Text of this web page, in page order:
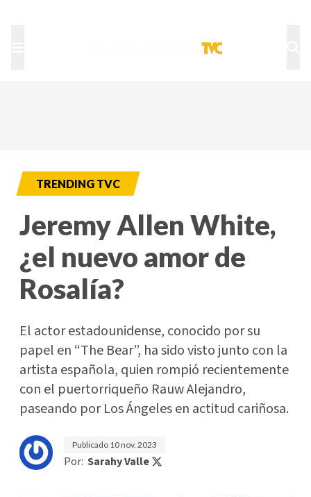
TRENDING TVC
Jeremy Allen White,
¿el nuevo amor de
Rosalía?
El actor estadounidense, conocido por su
papel en “The Bear”, ha sido visto junto con la
artista española, quien rompió recientemente
con el puertorriqueño Rauw Alejandro,
paseando por Los Ángeles en actitud cariñosa.
Publicado 10 nov. 2023
Por: Sarahy Valle